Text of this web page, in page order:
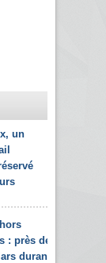
un
: près de
durant